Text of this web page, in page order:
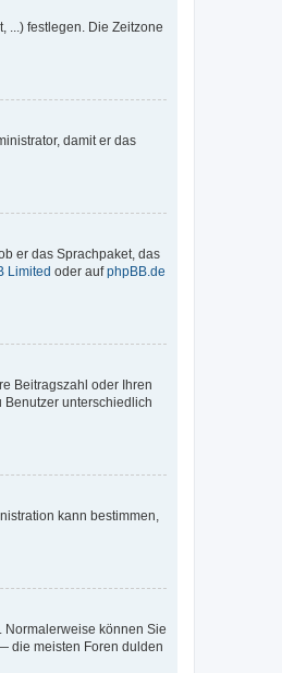
...) festlegen. Die Zeitzone
damit er das
er das Sprachpaket, das
Limited oder aufphpBB.de
Beitragszahl oder Ihren
Benutzer unterschiedlich
kann bestimmen,
Normalerweise können Sie
die meisten Foren dulden